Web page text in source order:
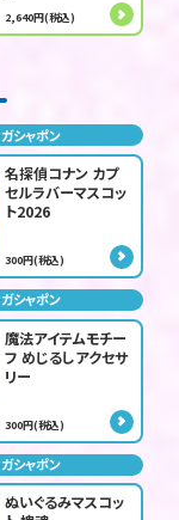
2,640円(税込)
ガシャポン
名探偵コナン カプ
セルラバーマスコッ
ト2026
300円(税込)
ガシャポン
魔法アイテムモチー
フ めじるしアクセサ
リー
300円(税込)
ガシャポン
ぬいぐるみマスコッ